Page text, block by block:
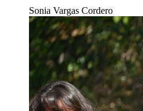
Sonia Vargas Cordero